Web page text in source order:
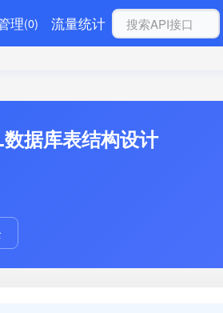
理(0) 流量统计
据库表结构设计